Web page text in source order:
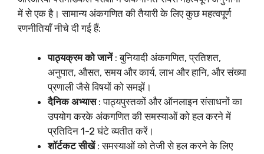
में से एक है। सामान्य अंकगणित की तैयारी के लिए कुछ महत्वपूर्ण
रणनीतियाँ नीचे दी गई हैं:
पाठ्यक्रम को जानें: बुनियादी अंकगणित, प्रतिशत,
अनुपात, औसत, समय और कार्य, लाभ और हानि, और संख्या
प्रणाली जैसे विषयों को समझें।
दैनिक अभ्यास: पाठ्यपुस्तकों और ऑनलाइन संसाधनों का
उपयोग करके अंकगणित की समस्याओं को हल करने में
प्रतिदिन 1-2 घंटे व्यतीत करें।
शॉर्टकट सीखें: समस्याओं को तेजी से हल करने के लिए